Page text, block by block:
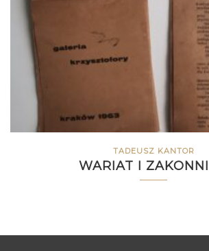
TADEUSZ KANTOR
WARIAT I